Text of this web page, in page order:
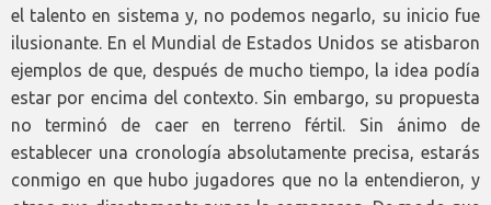
el talento en sistema y, no podemos negarlo, su inicio fue
ilusionante. En el Mundial de Estados Unidos se atisbaron
ejemplos de que, después de mucho tiempo, la idea podía
estar por encima del contexto. Sin embargo, su propuesta
no terminó de caer en terreno fértil. Sin ánimo de
establecer una cronología absolutamente precisa, estarás
conmigo en que hubo jugadores que no la entendieron, y